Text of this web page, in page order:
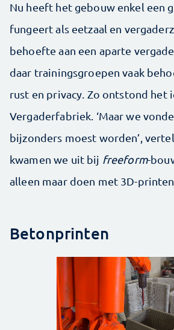
Nu heeft het gebouw enkel een
fungeert als eetzaal en
behoefte aan een aparte
daar trainingsgroepen vaak
rust en privacy. Zo ontstond het
Vergaderfabriek. ‘Maar we
bijzonders moest worden’,
kwamen we uit bij freeform-
alleen maar doen met 3D-
Betonprinten